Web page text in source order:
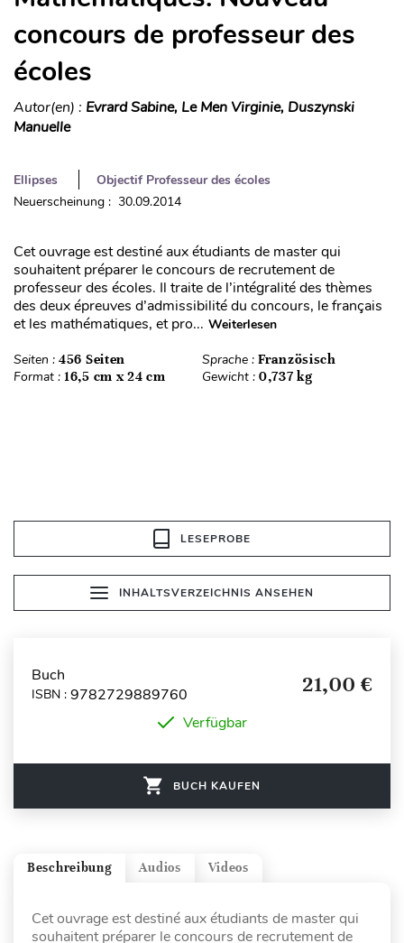
concours de professeur des
écoles
Autor(en) : Evrard Sabine, Le Men Virginie, Duszynski
Manuelle
Ellipses
Objectif Professeur des écoles
Neuerscheinung : 30.09.2014
Cet ouvrage est destiné aux étudiants de master qui
souhaitent préparer le concours de recrutement de
professeur des écoles. Il traite de l’intégralité des thèmes
des deux épreuves d’admissibilité du concours, le français
et les mathématiques, et pro... Weiterlesen
Seiten : 456 Seiten Sprache : Französisch
Format : 16,5 cm x 24 cm Gewicht : 0,737 kg
LESEPROBE
INHALTSVERZEICHNIS ANSEHEN
Buch
ISBN : 9782729889760 21,00 €
Verfügbar
BUCH KAUFEN
Videos
Audios
Beschreibung
Cet ouvrage est destiné aux étudiants de master qui
souhaitent préparer le concours de recrutement de